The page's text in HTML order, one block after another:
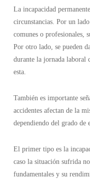
La incapacidad
circunstancias. Por un
comunes o profesionales,
Por otro lado, se pueden
durante la jornada laboral
esta.
También es importante
accidentes afectan de la
dependiendo del grado de
El primer tipo es la
caso la situación sufrida
fundamentales y su